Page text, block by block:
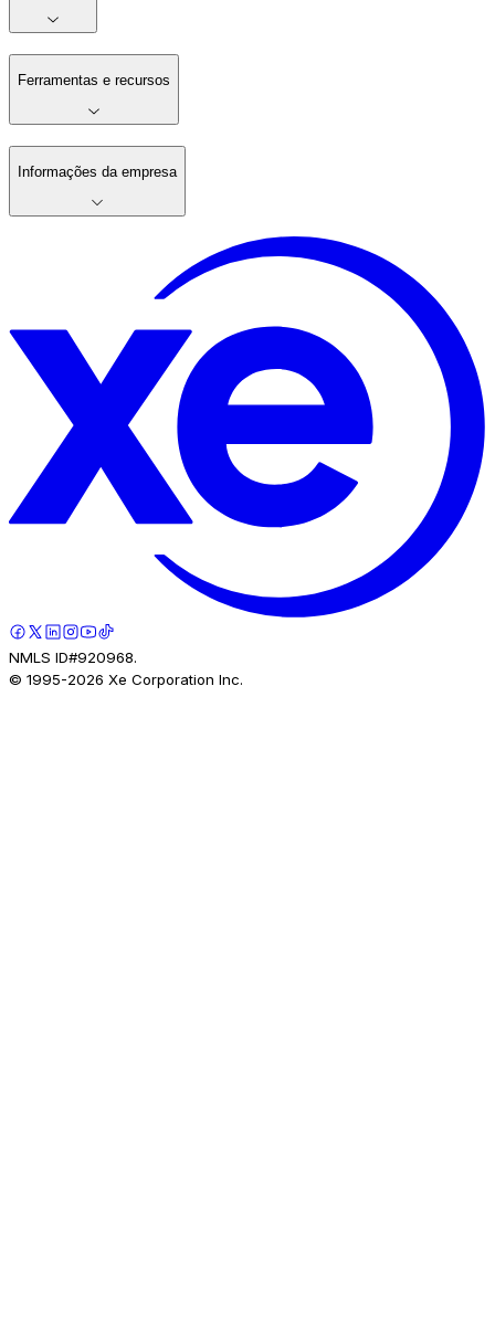
Ferramentas e recursos
Informações da empresa
NMLS ID#920968.
© 1995-2026 Xe Corporation Inc.